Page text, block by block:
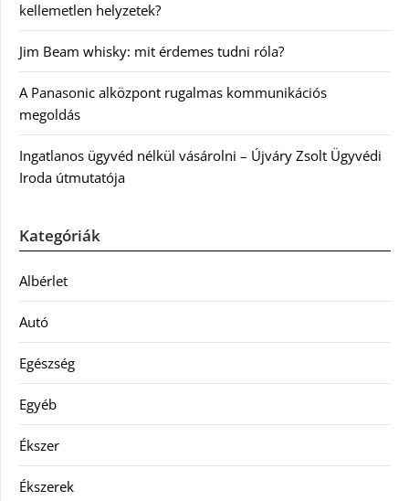
kellemetlen helyzetek?
Jim Beam whisky: mit érdemes tudni róla?
A Panasonic alközpont rugalmas kommunikációs
megoldás
Ingatlanos ügyvéd nélkül vásárolni – Újváry Zsolt Ügyvédi
Iroda útmutatója
Kategóriák
Albérlet
Autó
Egészség
Egyéb
Ékszer
Ékszerek